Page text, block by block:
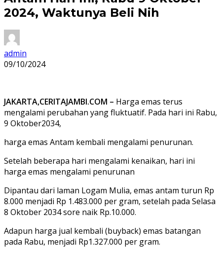
2024, Waktunya Beli Nih
admin
09/10/2024
JAKARTA,CERITAJAMBI.COM – Harga emas terus
mengalami perubahan yang fluktuatif. Pada hari ini Rabu,
9 Oktober2034,
harga emas Antam kembali mengalami penurunan.
Setelah beberapa hari mengalami kenaikan, hari ini
harga emas mengalami penurunan
Dipantau dari laman Logam Mulia, emas antam turun Rp
8.000 menjadi Rp 1.483.000 per gram, setelah pada Selasa
8 Oktober 2034 sore naik Rp.10.000.
Adapun harga jual kembali (buyback) emas batangan
pada Rabu, menjadi Rp1.327.000 per gram.